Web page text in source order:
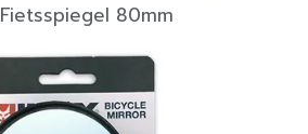
Fietsspiegel 80mm